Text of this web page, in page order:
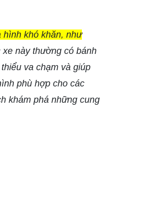
khó khăn, như
này thường có bánh
va chạm và giúp
phù hợp cho các
khám phá những cung